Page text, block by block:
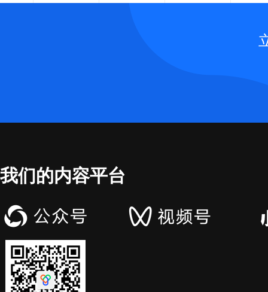
我们的内容平台
超过1200+商家的持续信赖，50多家品
牌企业共建